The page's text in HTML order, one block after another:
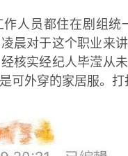
人员都住在剧组
晨对于这个职业来
核实经纪人毕滢从
可外穿的家居服。